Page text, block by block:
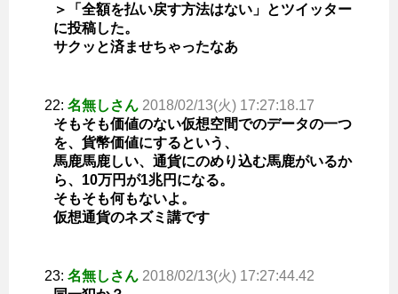
＞「全額を払い戻す方法はない」とツイッター
に投稿した。
サクッと済ませちゃったなあ
22: 名無しさん 2018/02/13(火) 17:27:18.17
そもそも価値のない仮想空間でのデータの一つ
を、貨幣価値にするという、
馬鹿馬鹿しい、通貨にのめり込む馬鹿がいるか
ら、10万円が1兆円になる。
そもそも何もないよ。
仮想通貨のネズミ講です
23: 名無しさん 2018/02/13(火) 17:27:44.42